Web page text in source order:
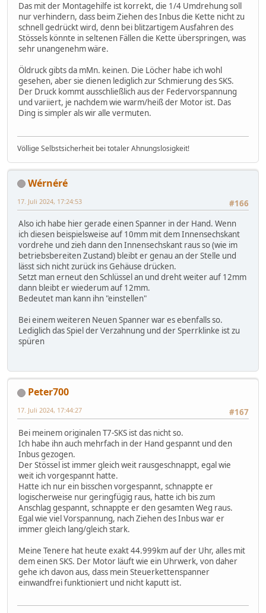
Das mit der Montagehilfe ist korrekt, die 1/4 Umdrehung soll
nur verhindern, dass beim Ziehen des Inbus die Kette nicht zu
schnell gedrückt wird, denn bei blitzartigem Ausfahren des
Stössels könnte in seltenen Fällen die Kette überspringen, was
sehr unangenehm wäre.
Öldruck gibts da mMn. keinen. Die Löcher habe ich wohl
gesehen, aber sie dienen lediglich zur Schmierung des SKS.
Der Druck kommt ausschließlich aus der Federvorspannung
und variiert, je nachdem wie warm/heiß der Motor ist. Das
Ding is simpler als wir alle vermuten.
Völlige Selbstsicherheit bei totaler Ahnungslosigkeit!
Wérnéré
#166
17. Juli 2024, 17:24:53
Also ich habe hier gerade einen Spanner in der Hand. Wenn
ich diesen beispielsweise auf 10mm mit dem Innensechskant
vordrehe und zieh dann den Innensechskant raus so (wie im
betriebsbereiten Zustand) bleibt er genau an der Stelle und
lässt sich nicht zurück ins Gehäuse drücken.
Setzt man erneut den Schlüssel an und dreht weiter auf 12mm
dann bleibt er wiederum auf 12mm.
Bedeutet man kann ihn "einstellen"
Bei einem weiteren Neuen Spanner war es ebenfalls so.
Lediglich das Spiel der Verzahnung und der Sperrklinke ist zu
spüren
Peter700
#167
17. Juli 2024, 17:44:27
Bei meinem originalen T7-SKS ist das nicht so.
Ich habe ihn auch mehrfach in der Hand gespannt und den
Inbus gezogen.
Der Stössel ist immer gleich weit rausgeschnappt, egal wie
weit ich vorgespannt hatte.
Hatte ich nur ein bisschen vorgespannt, schnappte er
logischerweise nur geringfügig raus, hatte ich bis zum
Anschlag gespannt, schnappte er den gesamten Weg raus.
Egal wie viel Vorspannung, nach Ziehen des Inbus war er
immer gleich lang/gleich stark.
Meine Tenere hat heute exakt 44.999km auf der Uhr, alles mit
dem einen SKS. Der Motor läuft wie ein Uhrwerk, von daher
gehe ich davon aus, dass mein Steuerkettenspanner
einwandfrei funktioniert und nicht kaputt ist.